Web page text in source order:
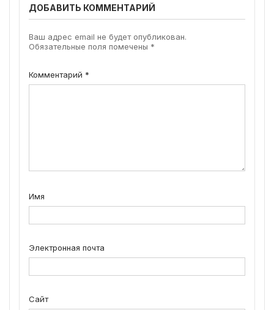
ДОБАВИТЬ КОММЕНТАРИЙ
Ваш адрес email не будет опубликован.
Обязательные поля помечены *
Комментарий *
Имя
Электронная почта
Сайт